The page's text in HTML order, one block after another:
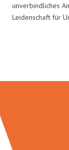
unverbindliches
Leidenschaft für